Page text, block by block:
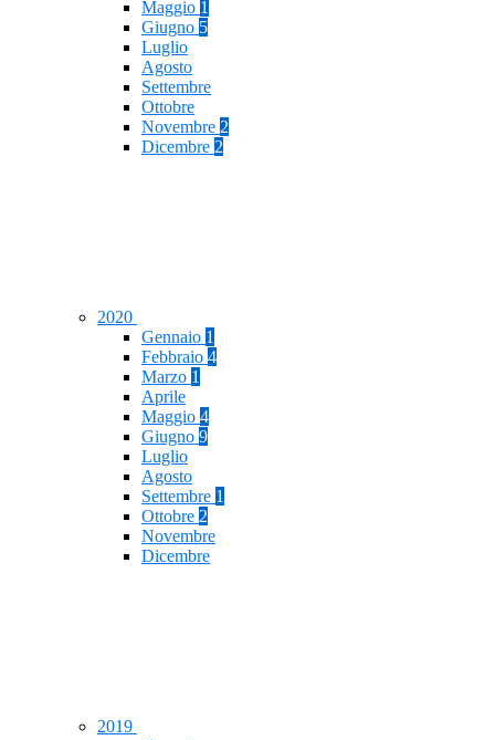
Maggio 1
Giugno 5
Luglio
Agosto
Settembre
Ottobre
Novembre 2
Dicembre 2
2020
Gennaio 1
Febbraio 4
Marzo 1
Aprile
Maggio 4
Giugno 9
Luglio
Agosto
Settembre 1
Ottobre 2
Novembre
Dicembre
2019